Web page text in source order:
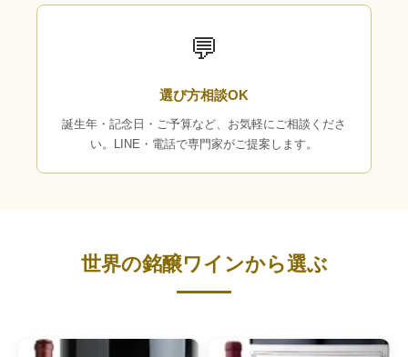
💬
選び方相談OK
誕生年・記念日・ご予算など、お気軽にご相談くださ
い。LINE・電話で専門家がご提案します。
世界の銘醸ワインから選ぶ